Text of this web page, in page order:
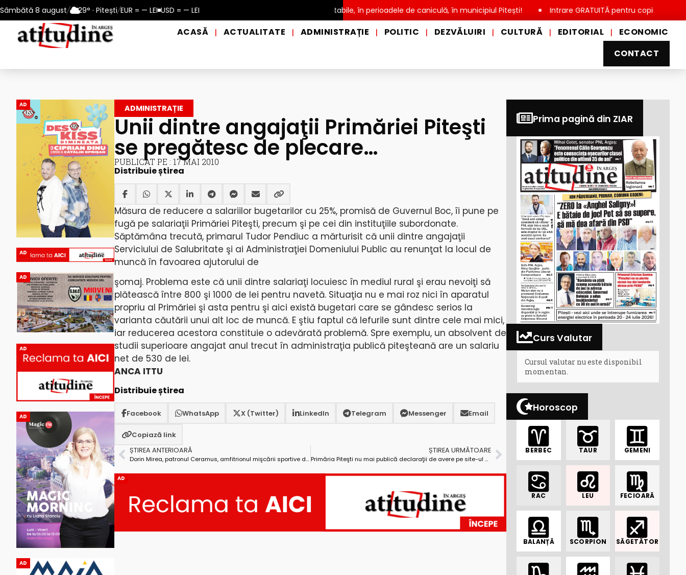
Sâmbătă 8 august/ 29° · Pitești/EUR = — LEI USD = — LEI
– 13 august 2026 Reamintire: puncte de prim ajutor și de distribuire a apei potabile, în perioadele de caniculă, în municipiul Pitești! Intrare GRATUITĂ pentru copii, elevi și
ACASĂ | ACTUALITATE | ADMINISTRAȚIE | POLITIC | DEZVĂLUIRI | CULTURĂ | EDITORIAL |
ECONOMIC
CONTACT
AD
AD
AD
AD
AD
AD
ADMINISTRAȚIE
Unii dintre angajaţii Primăriei Piteşti
se pregătesc de plecare…
PUBLICAT PE : 17 MAI 2010
Distribuie știrea
Măsura de reducere a salariilor bugetarilor cu 25%, promisă de Guvernul Boc, îi pune pe
fugă pe salariaţii Primăriei Piteşti, precum şi pe cei din instituţiile subordonate.
Săptămâna trecută, primarul Tudor Pendiuc a mărturisit că unii dintre angajaţii
Serviciului de Salubritate şi ai Administraţiei Domeniului Public au renunţat la locul de
muncă în favoarea ajutorului de
şomaj. Problema este că unii dintre salariaţi locuiesc în mediul rural şi erau nevoiţi să
plătească între 800 şi 1000 de lei pentru navetă. Situaţia nu e mai roz nici în aparatul
propriu al Primăriei şi asta pentru şi aici există bugetari care se gândesc serios la
varianta căutării unui alt loc de muncă. E ştiu faptul că lefurile sunt dintre cele mai mici,
iar reducerea acestora constituie o adevărată problemă. Spre exemplu, un absolvent de
studii superioare angajat anul trecut în administraţia publică piteşteană are un salariu
net de 530 de lei.
ANCA ITTU
Distribuie știrea
Facebook WhatsApp X (Twitter) LinkedIn Telegram Messenger Email
Copiază link
ȘTIREA ANTERIOARĂ
Dorin Mirea, patronul Ceramus, amfitrionul mişcării sportive din Câmpulung
ȘTIREA URMĂTOARE
Primăria Piteşti nu mai publică declaraţii de avere pe site-ul propriu
AD
Prima pagină din ZIAR
Curs Valutar
Cursul valutar nu este disponibil
momentan.
Horoscop
BERBEC TAUR GEMENI
RAC LEU FECIOARĂ
BALANȚĂ SCORPION SĂGETĂTOR